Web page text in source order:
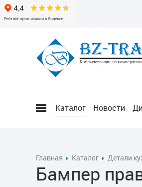
Каталог Новости
Главная Каталог Детали
Бампер